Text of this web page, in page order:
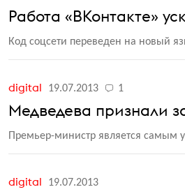
Работа «ВКонтакте»
Код соцсети переведен на новый
digital 19.07.2013 1
Медведева признали
Премьер-министр является самым
digital 19.07.2013